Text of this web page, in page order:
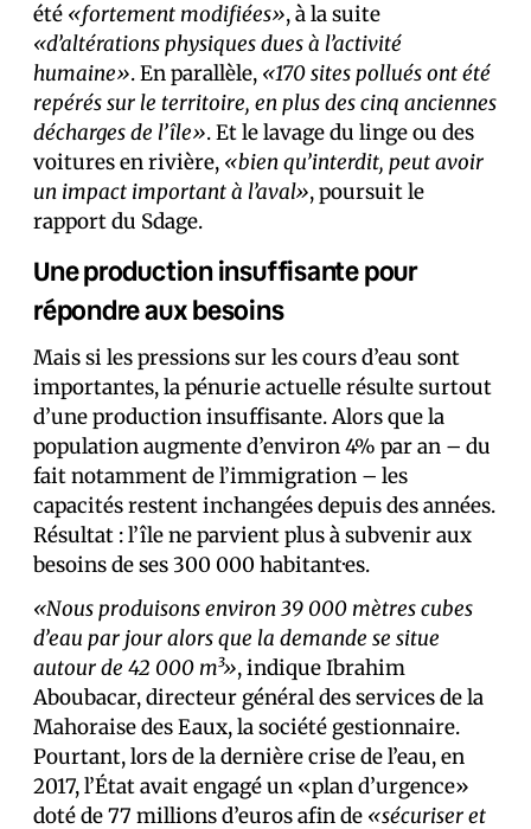
été «fortement modifiées», à la suite
«d’altérations physiques dues à l’activité
humaine». En parallèle, «170 sites pollués ont été
repérés sur le territoire, en plus des cinq anciennes
décharges de l’île». Et le lavage du linge ou des
voitures en rivière, «bien qu’interdit, peut avoir
un impact important à l’aval», poursuit le
rapport du Sdage.
Une production insuffisante pour
répondre aux besoins
Mais si les pressions sur les cours d’eau sont
importantes, la pénurie actuelle résulte surtout
d’une production insuffisante. Alors que la
population augmente d’environ 4% par an – du
fait notamment de l’immigration – les
capacités restent inchangées depuis des années.
Résultat : l’île ne parvient plus à subvenir aux
besoins de ses 300 000 habitant·es.
«Nous produisons environ 39 000 mètres cubes
d’eau par jour alors que la demande se situe
autour de 42 000 m³», indique Ibrahim
Aboubacar, directeur général des services de la
Mahoraise des Eaux, la société gestionnaire.
Pourtant, lors de la dernière crise de l’eau, en
2017, l’État avait engagé un «plan d’urgence»
doté de 77 millions d’euros afin de «sécuriser et